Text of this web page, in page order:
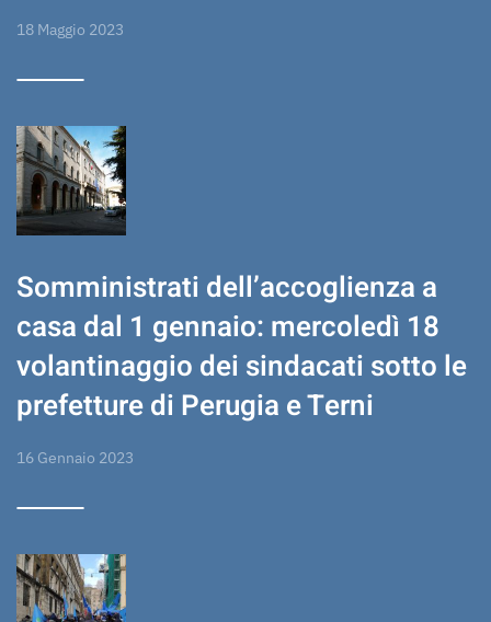
18 Maggio 2023
Somministrati dell’accoglienza a
casa dal 1 gennaio: mercoledì 18
volantinaggio dei sindacati sotto le
prefetture di Perugia e Terni
16 Gennaio 2023